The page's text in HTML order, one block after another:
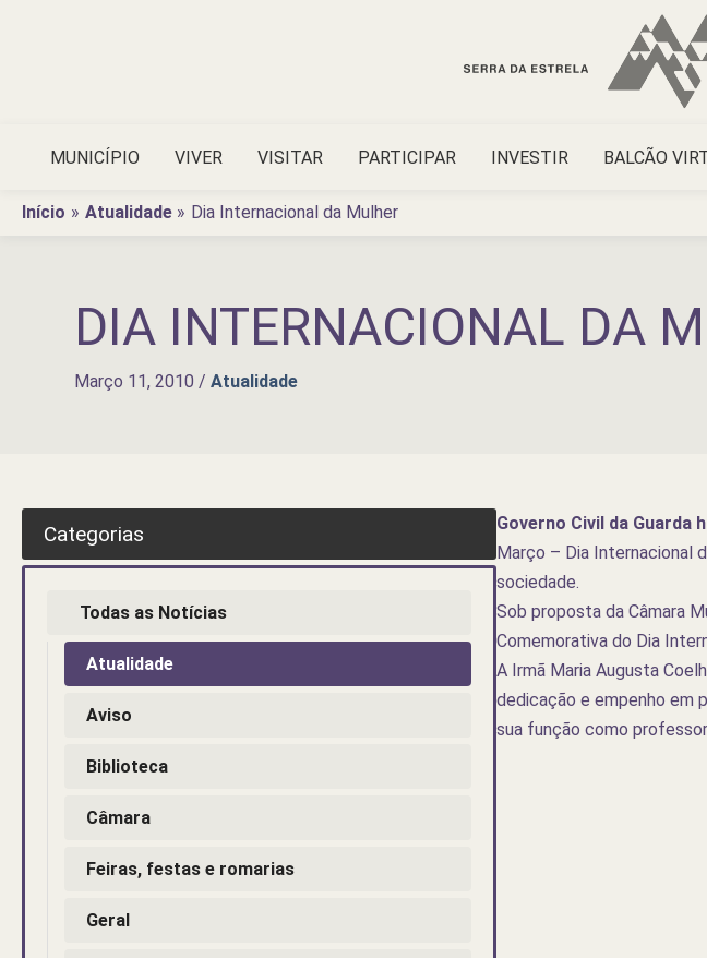
MUNICÍPIO VIVER VISITAR PARTICIPAR INVESTIR BALCÃO
Início Atualidade Dia Internacional da Mulher
DIA INTERNACIONAL DA
Março 11, 2010 / Atualidade
Governo Civil da Guarda
Março – Dia Internacional
sociedade.
Sob proposta da Câmara
Comemorativa do Dia
A Irmã Maria Augusta
dedicação e empenho em
sua função como
Categorias
Todas as Notícias
Atualidade
Aviso
Biblioteca
Câmara
Feiras, festas e romarias
Geral